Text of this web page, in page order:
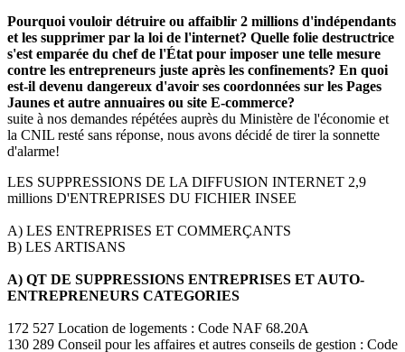
Pourquoi vouloir détruire ou affaiblir 2 millions d'indépendants
et les supprimer par la loi de l'internet? Quelle folie destructrice
s'est emparée du chef de l'État pour imposer une telle mesure
contre les entrepreneurs juste après les confinements? En quoi
est-il devenu dangereux d'avoir ses coordonnées sur les Pages
Jaunes et autre annuaires ou site E-commerce?
suite à nos demandes répétées auprès du Ministère de l'économie et
la CNIL resté sans réponse, nous avons décidé de tirer la sonnette
d'alarme!
LES SUPPRESSIONS DE LA DIFFUSION INTERNET 2,9
millions D'ENTREPRISES DU FICHIER INSEE
A) LES ENTREPRISES ET COMMERÇANTS
B) LES ARTISANS
A) QT DE SUPPRESSIONS ENTREPRISES ET AUTO-
ENTREPRENEURS CATEGORIES
172 527 Location de logements : Code NAF 68.20A
130 289 Conseil pour les affaires et autres conseils de gestion : Code